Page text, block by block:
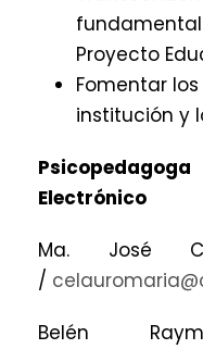
Proyecto
Fomentar
institución y
Electrónico
Ma. José
/
Belén